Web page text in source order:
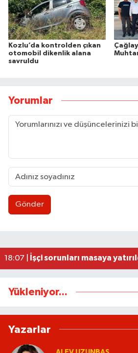
Kozlu’da kontrolden çıkan
otomobil dikenlik alana
savruldu
Yorumlar
Gönder
18:07 |
İşçi sorunları masaya
Yükleniyor...
Yazarlar